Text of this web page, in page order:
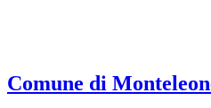
Comune di